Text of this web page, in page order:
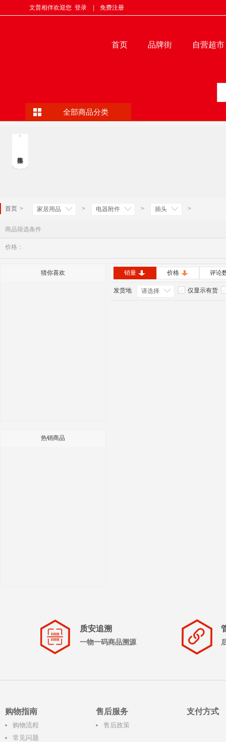
文普相伴欢迎您 登录 免费注册
首页 品牌街 自营超市
全部商品分类
首页 > 家居用品 > 电器附件 > 插头 >
商品筛选条件
价格：
猜你喜欢
热销商品
销量 价格 评论
发货地 请选择 仅显示有货
质安追溯
一物一码商品溯源
购物指南
购物流程
常见问题
售后服务
售后政策
支付方式